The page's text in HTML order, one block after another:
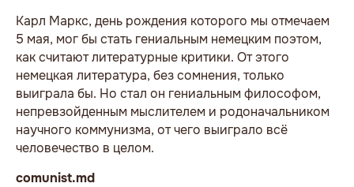
Карл Маркс, день рождения которого мы отмечаем
5 мая, мог бы стать гениальным немецким поэтом,
как считают литературные критики. От этого
немецкая литература, без сомнения, только
выиграла бы. Но стал он гениальным философом,
непревзойденным мыслителем и родоначальником
научного коммунизма, от чего выиграло всё
человечество в целом.
comunist.md